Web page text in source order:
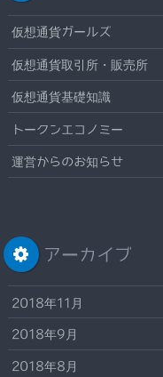
仮想通貨ガールズ
仮想通貨取引所・販売所
仮想通貨基礎知識
トークンエコノミー
運営からのお知らせ
アーカイブ
2018年11月
2018年9月
2018年8月